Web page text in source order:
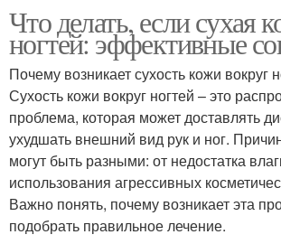
Что делать, если сухая
ногтей: эффективные
Почему возникает сухость кожи вокруг
Сухость кожи вокруг ногтей – это
проблема, которая может доставлять
ухудшать внешний вид рук и ног.
могут быть разными: от недостатка
использования агрессивных
Важно понять, почему возникает эта
подобрать правильное лечение.